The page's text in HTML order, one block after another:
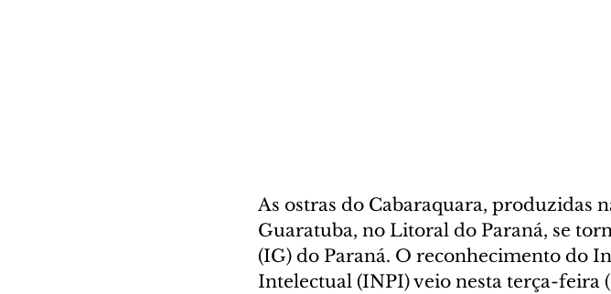
As ostras do Cabaraquara, produzidas
Guaratuba, no Litoral do Paraná, se
(IG) do Paraná. O reconhecimento do
Intelectual (INPI) veio nesta terça-feira